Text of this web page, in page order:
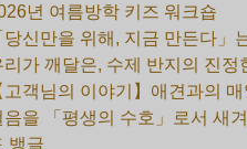
년 여름방학 키즈 워크숍
당신만을 위해, 지금 만든다」
리가 깨달은, 수제 반지의 진정
고객님의 이야기】애견과의
음을 「평생의 수호」로서 새
뱅글